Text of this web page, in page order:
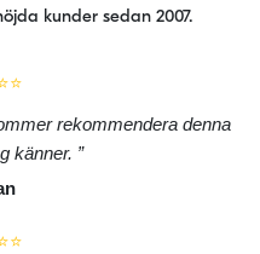
kunder sedan 2007.
rekommendera denna
känner.